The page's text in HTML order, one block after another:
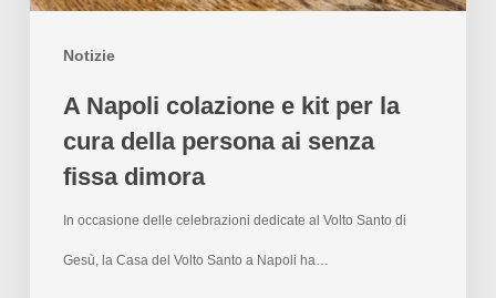
Notizie
A Napoli colazione e kit per la
cura della persona ai senza
fissa dimora
In occasione delle celebrazioni dedicate al Volto Santo di
Gesù, la Casa del Volto Santo a Napoli ha…